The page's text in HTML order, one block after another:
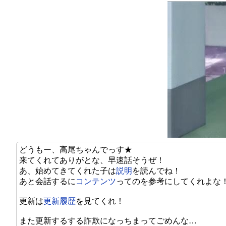
どうもー、高尾ちゃんでっす★
来てくれてありがとな、早速話そうぜ！
あ、始めてきてくれた子は説明 を読んでね！
あと会話するに コンテンツってのを参考にしてくれよな
更新は更新履歴を見てくれ！
また更新するする詐欺になっちまってごめんな…